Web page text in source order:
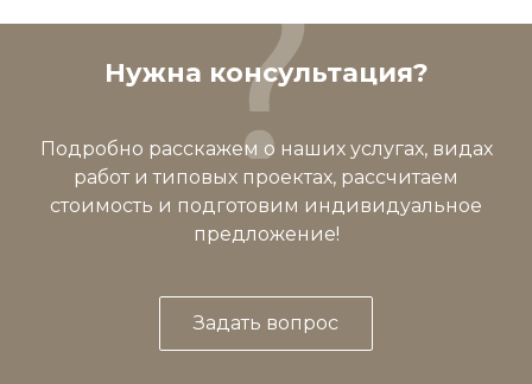
Нужна консультация?
Подробно расскажем о наших услугах, видах
работ и типовых проектах, рассчитаем
стоимость и подготовим индивидуальное
предложение!
Задать вопрос